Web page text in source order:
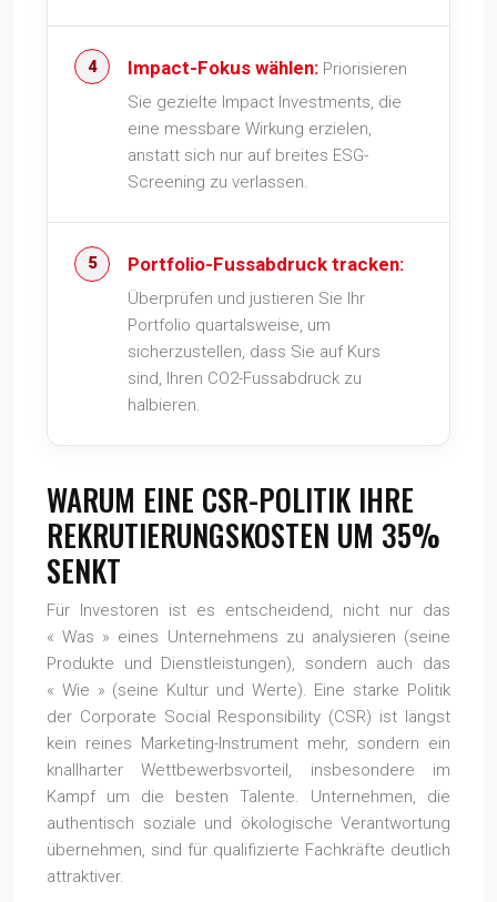
Impact-Fokus wählen: Priorisieren
Sie gezielte Impact Investments, die
eine messbare Wirkung erzielen,
anstatt sich nur auf breites ESG-
Screening zu verlassen.
Portfolio-Fussabdruck tracken:
Überprüfen und justieren Sie Ihr
Portfolio quartalsweise, um
sicherzustellen, dass Sie auf Kurs
sind, Ihren CO2-Fussabdruck zu
halbieren.
WARUM EINE CSR-POLITIK IHRE
REKRUTIERUNGSKOSTEN UM 35%
SENKT
Für Investoren ist es entscheidend, nicht nur das
« Was » eines Unternehmens zu analysieren (seine
Produkte und Dienstleistungen), sondern auch das
« Wie » (seine Kultur und Werte). Eine starke Politik
der Corporate Social Responsibility (CSR) ist längst
kein reines Marketing-Instrument mehr, sondern ein
knallharter Wettbewerbsvorteil, insbesondere im
Kampf um die besten Talente. Unternehmen, die
authentisch soziale und ökologische Verantwortung
übernehmen, sind für qualifizierte Fachkräfte deutlich
attraktiver.